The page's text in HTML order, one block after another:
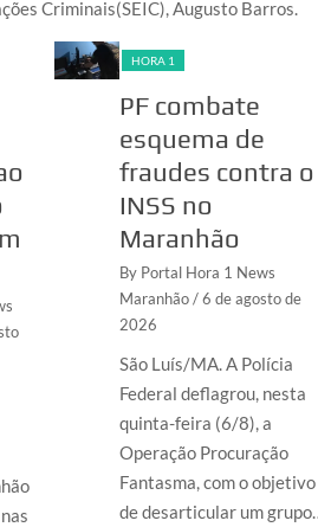
Criminais(SEIC), Augusto Barros.
HORA 1
PF combate
esquema de
fraudes contra o
INSS no
Maranhão
By Portal Hora 1 News
Maranhão/ 6 de agosto de
2026
São Luís/MA. A Polícia
Federal deflagrou, nesta
quinta-feira (6/8), a
Operação Procuração
Fantasma, com o objetivo
de desarticular um